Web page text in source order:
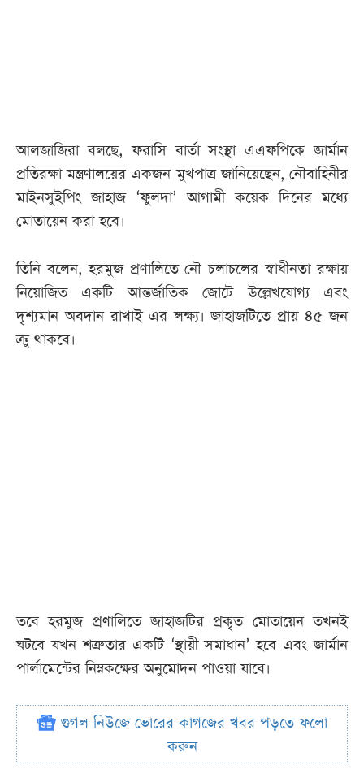
পেপার
আলজাজিরা বলছে, ফরাসি বার্তা সংস্থা এএফপিকে জার্মান
প্রতিরক্ষা মন্ত্রণালয়ের একজন মুখপাত্র জানিয়েছেন, নৌবাহিনীর
মাইনসুইপিং জাহাজ ‘ফুলদা’ আগামী কয়েক দিনের মধ্যে
মোতায়েন করা হবে।
তিনি বলেন, হরমুজ প্রণালিতে নৌ চলাচলের স্বাধীনতা রক্ষায়
নিয়োজিত একটি আন্তর্জাতিক জোটে উল্লেখযোগ্য এবং
দৃশ্যমান অবদান রাখাই এর লক্ষ্য। জাহাজটিতে প্রায় ৪৫ জন
ক্রু থাকবে।
তবে হরমুজ প্রণালিতে জাহাজটির প্রকৃত মোতায়েন তখনই
ঘটবে যখন শত্রুতার একটি ‘স্থায়ী সমাধান’ হবে এবং জার্মান
পার্লামেন্টের নিম্নকক্ষের অনুমোদন পাওয়া যাবে।
গুগল নিউজে ভোরের কাগজের খবর পড়তে ফলো
করুন